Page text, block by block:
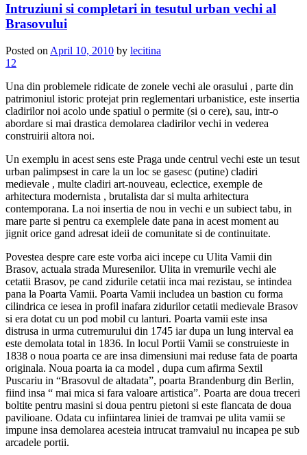
Intruziuni si completari in tesutul urban vechi al
Brasovului
Posted on April 10, 2010 by lecitina
12
Una din problemele ridicate de zonele vechi ale orasului , parte din
patrimoniul istoric protejat prin reglementari urbanistice, este insertia
cladirilor noi acolo unde spatiul o permite (si o cere), sau, intr-o
abordare si mai drastica demolarea cladirilor vechi in vederea
construirii altora noi.
Un exemplu in acest sens este Praga unde centrul vechi este un tesut
urban palimpsest in care la un loc se gasesc (putine) cladiri
medievale , multe cladiri art-nouveau, eclectice, exemple de
arhitectura modernista , brutalista dar si multa arhitectura
contemporana. La noi insertia de nou in vechi e un subiect tabu, in
mare parte si pentru ca exemplele date pana in acest moment au
jignit orice gand adresat ideii de comunitate si de continuitate.
Povestea despre care este vorba aici incepe cu Ulita Vamii din
Brasov, actuala strada Muresenilor. Ulita in vremurile vechi ale
cetatii Brasov, pe cand zidurile cetatii inca mai rezistau, se intindea
pana la Poarta Vamii. Poarta Vamii includea un bastion cu forma
cilindrica ce iesea in profil inafara zidurilor cetatii medievale Brasov
si era dotat cu un pod mobil cu lanturi. Poarta vamii este insa
distrusa in urma cutremurului din 1745 iar dupa un lung interval ea
este demolata total in 1836. In locul Portii Vamii se construieste in
1838 o noua poarta ce are insa dimensiuni mai reduse fata de poarta
originala. Noua poarta ia ca model , dupa cum afirma Sextil
Puscariu in “Brasovul de altadata”, poarta Brandenburg din Berlin,
fiind insa “ mai mica si fara valoare artistica”. Poarta are doua treceri
boltite pentru masini si doua pentru pietoni si este flancata de doua
pavilioane. Odata cu infiintarea liniei de tramvai pe ulita vamii se
impune insa demolarea acesteia intrucat tramvaiul nu incapea pe sub
arcadele portii.